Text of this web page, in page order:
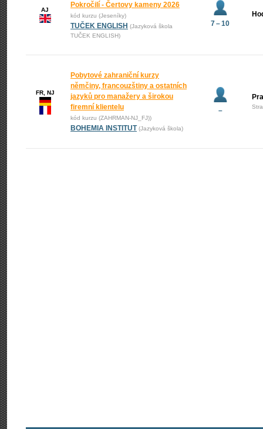
AJ
Pokročilí - Čertovy kameny 2026
kód kurzu (Jeseníky)
TUČEK ENGLISH (Jazyková škola
TUČEK ENGLISH)
7 – 10
FR, NJ
Pobytové zahraniční kurzy
němčiny, francouzštiny a ostatních
jazyků pro manažery a širokou
firemní klientelu
kód kurzu (ZAHRMAN-NJ_FJ))
BOHEMIA INSTITUT (Jazyková škola)
–